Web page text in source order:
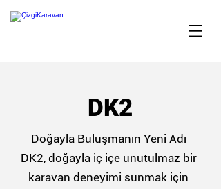
DK2
Doğayla Buluşmanın Yeni Adı
DK2, doğayla iç içe unutulmaz bir
karavan deneyimi sunmak için